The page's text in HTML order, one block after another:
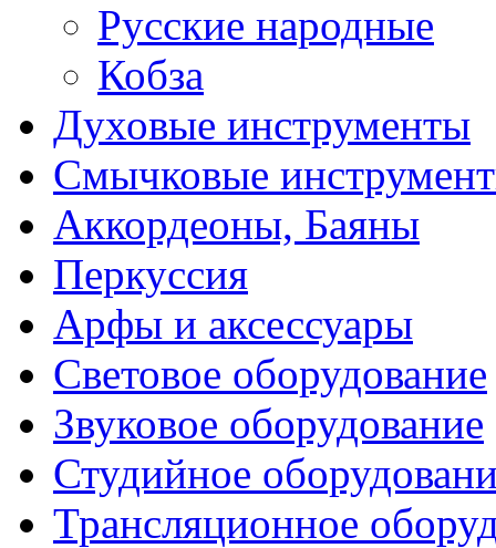
Русские народные
Кобза
Духовые инструменты
Смычковые
Аккордеоны, Баяны
Перкуссия
Арфы и аксессуары
Световое оборудование
Звуковое оборудование
Студийное
Трансляционное